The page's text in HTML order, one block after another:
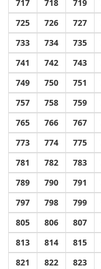
717
718 719
725
726 727
733
734 735
741
742 743
749
750 751
757
758 759
765
766 767
773
774 775
781
782 783
789
790 791
797
798 799
805
806 807
813
814 815
821
822 823